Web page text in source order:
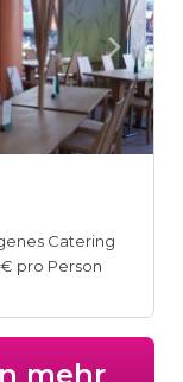
Catering
pro Person
mehr